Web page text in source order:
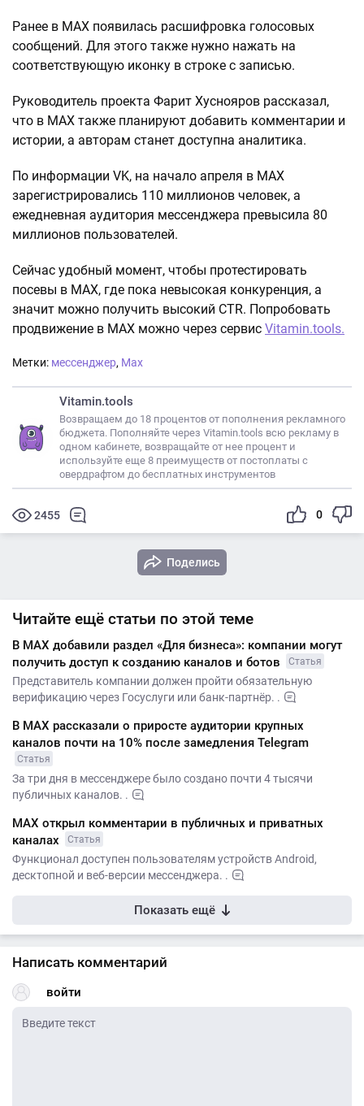
Ранее в MAX появилась расшифровка голосовых
сообщений. Для этого также нужно нажать на
соответствующую иконку в строке с записью.
Руководитель проекта Фарит Хуснояров рассказал,
что в МАХ также планируют добавить комментарии и
истории, а авторам станет доступна аналитика.
По информации VK, на начало апреля в MAX
зарегистрировались 110 миллионов человек, а
ежедневная аудитория мессенджера превысила 80
миллионов пользователей.
Сейчас удобный момент, чтобы протестировать
посевы в МАХ, где пока невысокая конкуренция, а
значит можно получить высокий CTR. Попробовать
продвижение в МАХ можно через сервис Vitamin.tools.
Метки: мессенджер, Max
Vitamin.tools
Возвращаем до 18 процентов от пополнения рекламного
бюджета. Пополняйте через Vitamin.tools всю рекламу в
одном кабинете, возвращайте от нее процент и
используйте еще 8 преимуществ от постоплаты с
овердрафтом до бесплатных инструментов
2455 0
Поделись
Читайте ещё статьи по этой теме
В MАХ добавили раздел «Для бизнеса»: компании могут
получить доступ к созданию каналов и ботов
Статья
Представитель компании должен пройти обязательную
верификацию через Госуслуги или банк-партнёр. .
В MAX рассказали о приросте аудитории крупных
каналов почти на 10% после замедления Telegram
Статья
За три дня в мессенджере было создано почти 4 тысячи
публичных каналов. .
МАХ открыл комментарии в публичных и приватных
каналах
Статья
Функционал доступен пользователям устройств Android,
десктопной и веб-версии мессенджера. .
Показать ещё
Написать комментарий
войти